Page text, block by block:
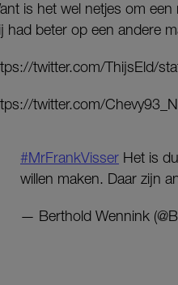
is het wel netjes om
had beter op een andere
twitter.com/ThijsEld/
twitter.com/
#MrFrankVisser Het is
willen maken. Daar zijn
— Berthold Wennink